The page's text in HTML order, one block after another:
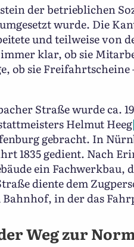
der betrieblichen
wurde. Die
und teilweise von
klar, ob sie
ob sie
Straße wurde ca.
Helmut Heeg
gebracht. In
1835 gedient. Nach
ein
diente dem
in der das
Weg zur